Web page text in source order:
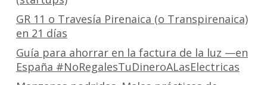
GR 11 o Travesía Pirenaica (o Transpirenaica)
en 21 días
Guía para ahorrar en la factura de la luz —en
España #NoRegalesTuDineroALasElectricas